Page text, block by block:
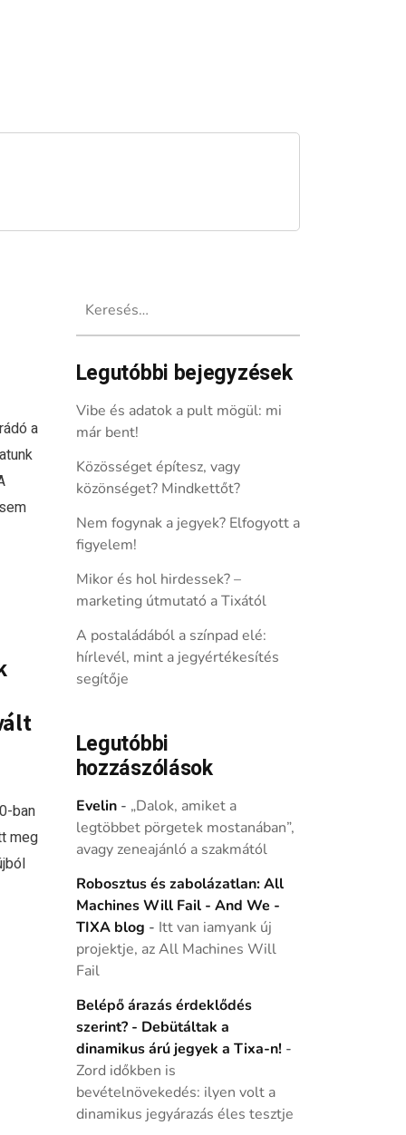
a
ban
meg
Legutóbbi bejegyzések
Vibe és adatok a pult mögül: mi
már bent!
Közösséget építesz, vagy
közönséget? Mindkettőt?
Nem fogynak a jegyek? Elfogyott a
figyelem!
Mikor és hol hirdessek? –
marketing útmutató a Tixától
A postaládából a színpad elé:
hírlevél, mint a jegyértékesítés
segítője
Legutóbbi
hozzászólások
Evelin- „Dalok, amiket a
legtöbbet pörgetek mostanában”,
avagy zeneajánló a szakmától
Robosztus és zabolázatlan: All
Machines Will Fail - And We -
TIXA blog - Itt van iamyank új
projektje, az All Machines Will
Fail
Belépő árazás érdeklődés
szerint? - Debütáltak a
dinamikus árú jegyek a Tixa-n! -
Zord időkben is
bevételnövekedés: ilyen volt a
dinamikus jegyárazás éles tesztje